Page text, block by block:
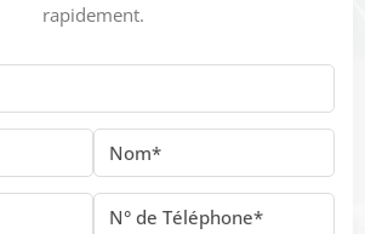
rapidement.